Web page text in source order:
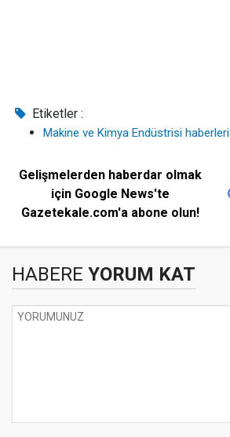
Etiketler :
Makine ve Kimya Endüstrisi haberleri
Gelişmelerden haberdar olmak
için Google News'te
Gazetekale.com'a abone olun!
HABERE YORUM KAT